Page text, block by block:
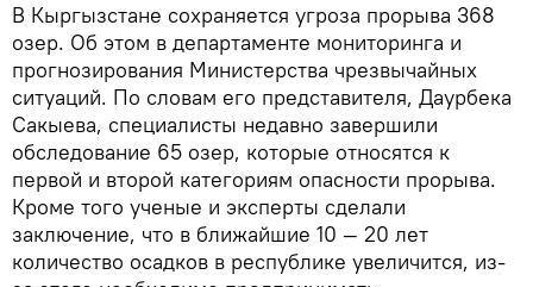
В Кыргызстане сохраняется угроза прорыва 368
озер. Об этом в департаменте мониторинга и
прогнозирования Министерства чрезвычайных
ситуаций. По словам его представителя, Даурбека
Сакыева, специалисты недавно завершили
обследование 65 озер, которые относятся к
первой и второй категориям опасности прорыва.
Кроме того ученые и эксперты сделали
заключение, что в ближайшие 10 — 20 лет
количество осадков в республике увеличится, из-